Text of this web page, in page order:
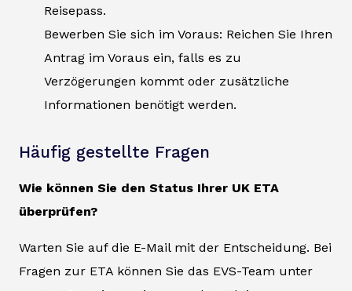
Reisepass.
Bewerben Sie sich im Voraus: Reichen Sie Ihren
Antrag im Voraus ein, falls es zu
Verzögerungen kommt oder zusätzliche
Informationen benötigt werden.
Häufig gestellte Fragen
Wie können Sie den Status Ihrer UK ETA
überprüfen?
Warten Sie auf die E-Mail mit der Entscheidung. Bei
Fragen zur ETA können Sie das EVS-Team unter